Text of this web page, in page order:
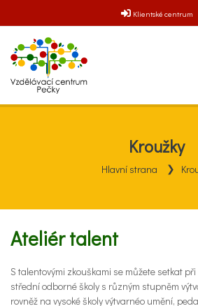
Klientské centrum
Kroužky
Hlavní strana
Ateliér talent
S talentovými zkouškami se můžete setkat
střední odborné školy s různým stupněm
rovněž na vysoké školy výtvarnéo umění,